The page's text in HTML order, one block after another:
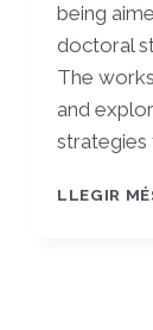
being
doctoral
The
and
strategies
LLEGIR